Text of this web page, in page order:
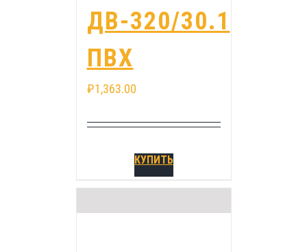
ДВ-320/30.1
ПВХ
₽1,363.00
КУПИТЬ